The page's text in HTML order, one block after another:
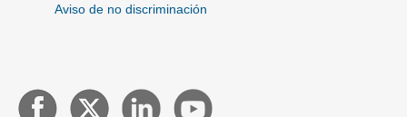
Aviso de no discriminación